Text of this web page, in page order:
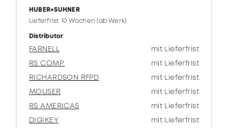
HUBER+SUHNER
Lieferfrist 10 Wochen (ab Werk)
Distributor
FARNELL
mit Lieferfrist
RS COMP.
mit Lieferfrist
RICHARDSON RFPD
mit Lieferfrist
MOUSER
mit Lieferfrist
RS AMERICAS
mit Lieferfrist
DIGIKEY
mit Lieferfrist